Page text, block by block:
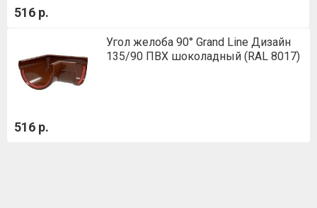
516 р.
Угол желоба 90° Grand Line Дизайн
135/90 ПВХ шоколадный (RAL 8017)
516 р.